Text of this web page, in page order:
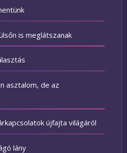
is meglátszanak
asztalom, de az
újfajta világáról
lány